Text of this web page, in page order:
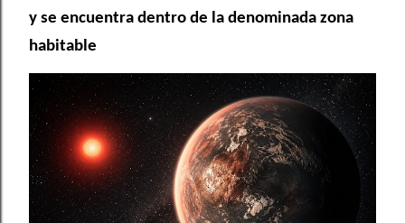
y se encuentra dentro de la denominada zona
habitable